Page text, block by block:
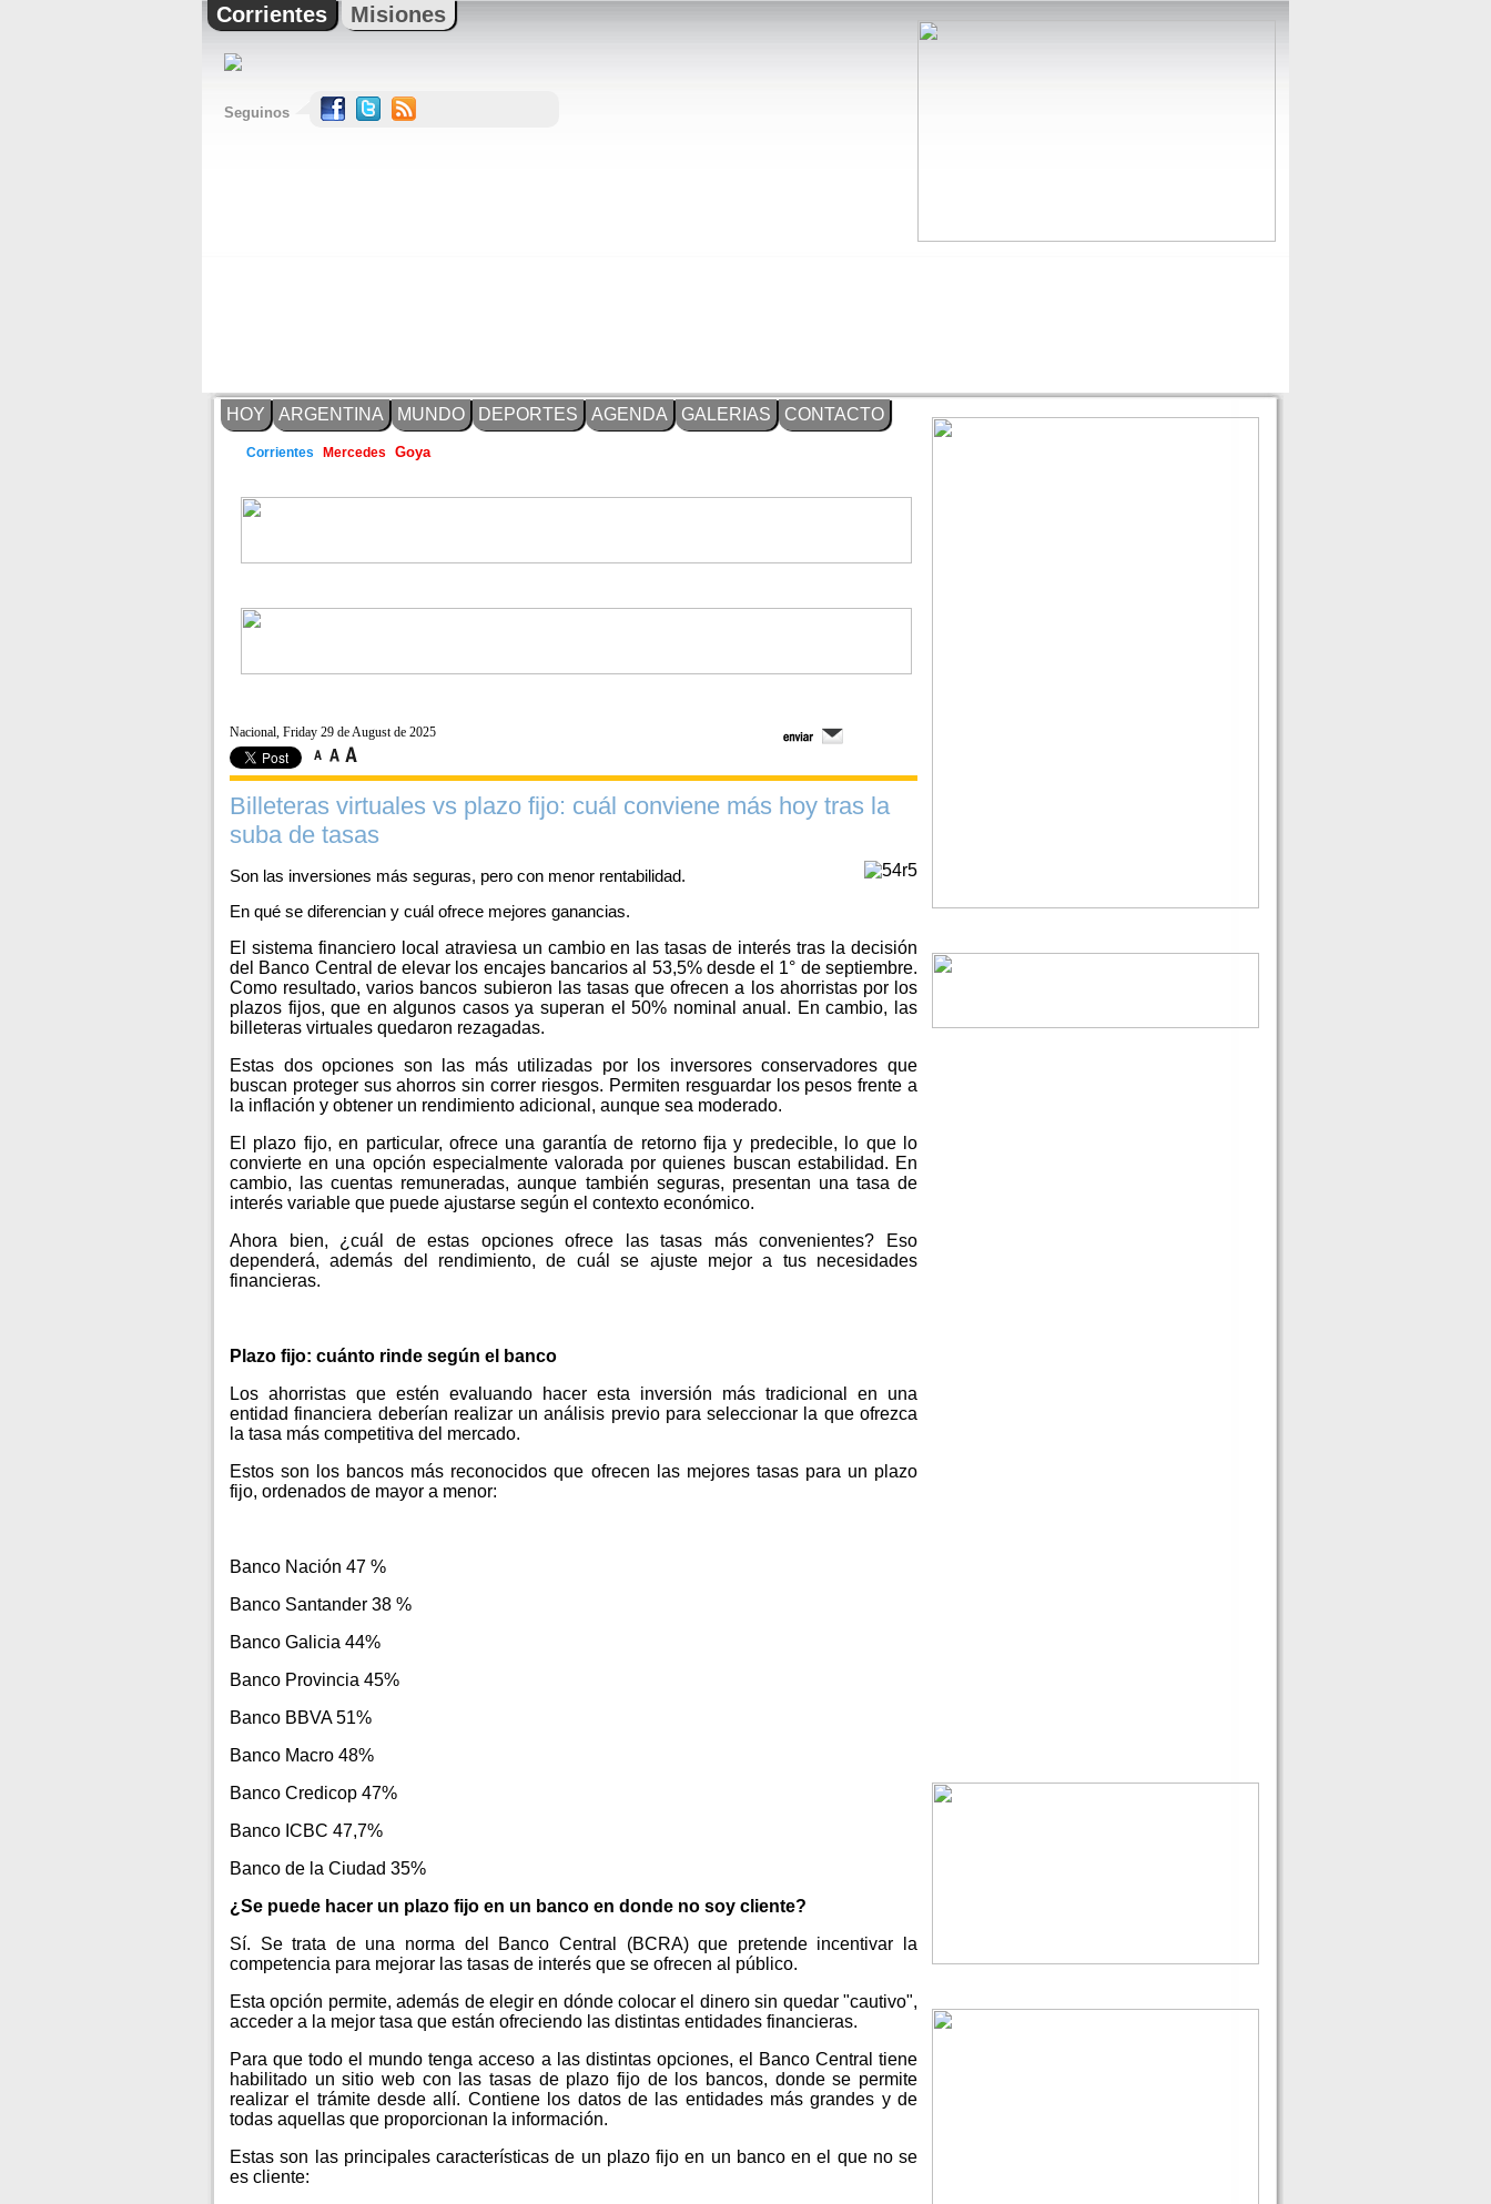
Corrientes Misiones
Seguinos
HOY ARGENTINA MUNDO DEPORTES AGENDA GALERIAS CONTACTO
Corrientes Mercedes Goya
Nacional, Friday 29 de August de 2025
Billeteras virtuales vs plazo fijo: cuál conviene más hoy tras la
suba de tasas
Son las inversiones más seguras, pero con menor rentabilidad.
En qué se diferencian y cuál ofrece mejores ganancias.
El sistema financiero local atraviesa un cambio en las tasas de interés tras la decisión
del Banco Central de elevar los encajes bancarios al 53,5% desde el 1° de septiembre.
Como resultado, varios bancos subieron las tasas que ofrecen a los ahorristas por los
plazos fijos, que en algunos casos ya superan el 50% nominal anual. En cambio, las
billeteras virtuales quedaron rezagadas.
Estas dos opciones son las más utilizadas por los inversores conservadores que
buscan proteger sus ahorros sin correr riesgos. Permiten resguardar los pesos frente a
la inflación y obtener un rendimiento adicional, aunque sea moderado.
El plazo fijo, en particular, ofrece una garantía de retorno fija y predecible, lo que lo
convierte en una opción especialmente valorada por quienes buscan estabilidad. En
cambio, las cuentas remuneradas, aunque también seguras, presentan una tasa de
interés variable que puede ajustarse según el contexto económico.
Ahora bien, ¿cuál de estas opciones ofrece las tasas más convenientes? Eso
dependerá, además del rendimiento, de cuál se ajuste mejor a tus necesidades
financieras.
Plazo fijo: cuánto rinde según el banco
Los ahorristas que estén evaluando hacer esta inversión más tradicional en una
entidad financiera deberían realizar un análisis previo para seleccionar la que ofrezca
la tasa más competitiva del mercado.
Estos son los bancos más reconocidos que ofrecen las mejores tasas para un plazo
fijo, ordenados de mayor a menor:
Banco Nación 47 %
Banco Santander 38 %
Banco Galicia 44%
Banco Provincia 45%
Banco BBVA 51%
Banco Macro 48%
Banco Credicop 47%
Banco ICBC 47,7%
Banco de la Ciudad 35%
¿Se puede hacer un plazo fijo en un banco en donde no soy cliente?
Sí. Se trata de una norma del Banco Central (BCRA) que pretende incentivar la
competencia para mejorar las tasas de interés que se ofrecen al público.
Esta opción permite, además de elegir en dónde colocar el dinero sin quedar "cautivo",
acceder a la mejor tasa que están ofreciendo las distintas entidades financieras.
Para que todo el mundo tenga acceso a las distintas opciones, el Banco Central tiene
habilitado un sitio web con las tasas de plazo fijo de los bancos, donde se permite
realizar el trámite desde allí. Contiene los datos de las entidades más grandes y de
todas aquellas que proporcionan la información.
Estas son las principales características de un plazo fijo en un banco en el que no se
es cliente: